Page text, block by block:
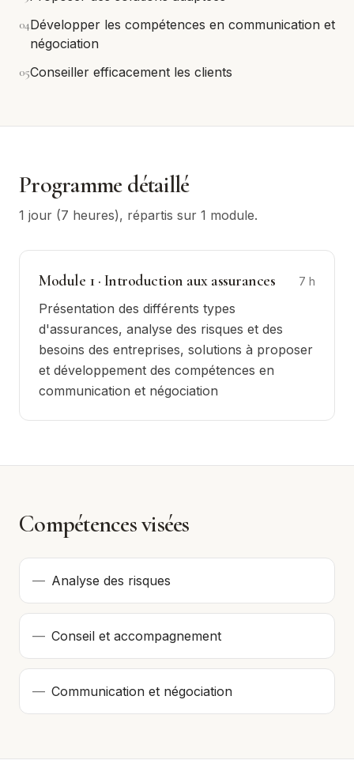
04Développer les compétences en communication et
négociation
05Conseiller efficacement les clients
Programme détaillé
1 jour (7 heures), répartis sur 1 module.
Module 1· Introduction aux assurances 7 h
Présentation des différents types
d'assurances, analyse des risques et des
besoins des entreprises, solutions à proposer
et développement des compétences en
communication et négociation
Compétences visées
— Analyse des risques
— Conseil et accompagnement
— Communication et négociation